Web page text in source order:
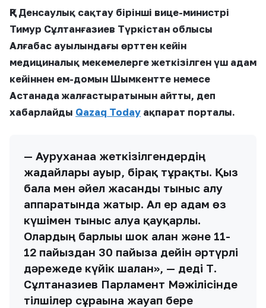
ҚР Денсаулық сақтау бірінші вице-министрі
Тимур Сұлтанғазиев Түркістан облысы
Алғабас ауылындағы өрттен кейін
медициналық мекемелерге жеткізілген үш адам
кейіннен ем-домын Шымкентте немесе
Астанада жалғастыратынын айтты, деп
хабарлайды Qazaq Today ақпарат порталы.
— Ауруханаға жеткізілгендердің
жағдайлары ауыр, бірақ тұрақты. Қыз
бала мен әйел жасанды тыныс алу
аппаратында жатыр. Ал ер адам өз
күшімен тыныс алуға қауқарлы.
Олардың барлығы шок алған және 11-
12 пайыздан 30 пайызға дейін әртүрлі
дәрежеде күйік шалған», — деді Т.
Сұлтанғазиев Парламент Мәжілісінде
тілшілер сұрағына жауап бере